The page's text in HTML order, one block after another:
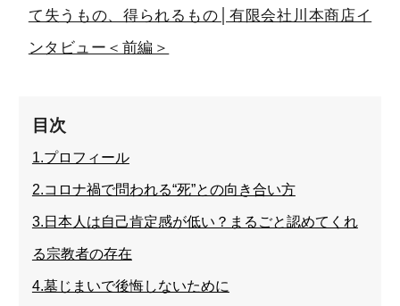
て失うもの、得られるもの│有限会社川本商店イ
ンタビュー＜前編＞
目次
1.プロフィール
2.コロナ禍で問われる“死”との向き合い方
3.日本人は自己肯定感が低い？まるごと認めてくれ
る宗教者の存在
4.墓じまいで後悔しないために